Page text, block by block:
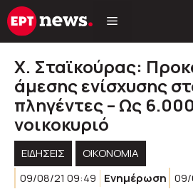
Μετάβαση
σε
Χ. Σταϊκούρας:
άμεσης ενίσχυσης
πληγέντες – Ως
νοικοκυριό
ΕΙΔΗΣΕΙΣ
ΟΙΚΟΝΟΜΙΑ
09/08/21 09:49
Ενημέρωση 09/